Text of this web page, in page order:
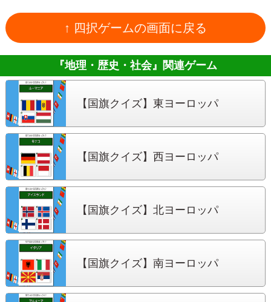
↑ 四択ゲームの画面に戻る
『地理・歴史・社会』 関連ゲーム
【国旗クイズ】 東ヨーロッパ
【国旗クイズ】 西ヨーロッパ
【国旗クイズ】 北ヨーロッパ
【国旗クイズ】 南ヨーロッパ